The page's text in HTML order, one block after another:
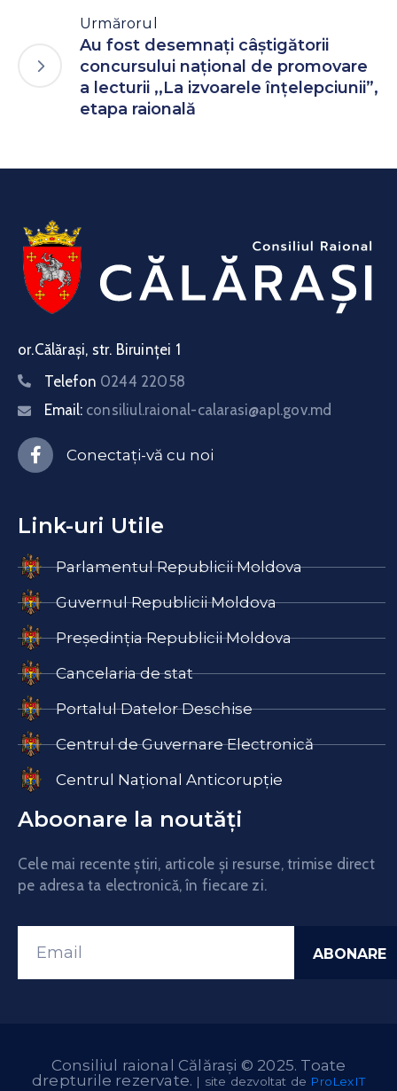
Urmărorul
Au fost desemnați câștigătorii
concursului național de promovare
a lecturii ,,La izvoarele înțelepciunii”,
etapa raională
or.Călărași, str. Biruinței 1
Telefon 0244 22058
Email: consiliul.raional-calarasi@apl.gov.md
Conectați-vă cu noi
Link-uri Utile
Parlamentul Republicii Moldova
Guvernul Republicii Moldova
Președinția Republicii Moldova
Cancelaria de stat
Portalul Datelor Deschise
Centrul de Guvernare Electronică
Centrul Național Anticorupție
Aboonare la noutăți
Cele mai recente știri, articole și resurse, trimise direct
pe adresa ta electronică, în fiecare zi.
Consiliul raional Călărași © 2025. Toate
drepturile rezervate. | site dezvoltat de ProLexIT